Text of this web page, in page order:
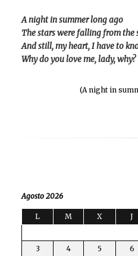
A night in summer long ago
The stars were falling from the
And still, my heart, I have to
Why do you love me, lady, why?
(A night in
Agosto 2026
L M X J
3
4 5 6